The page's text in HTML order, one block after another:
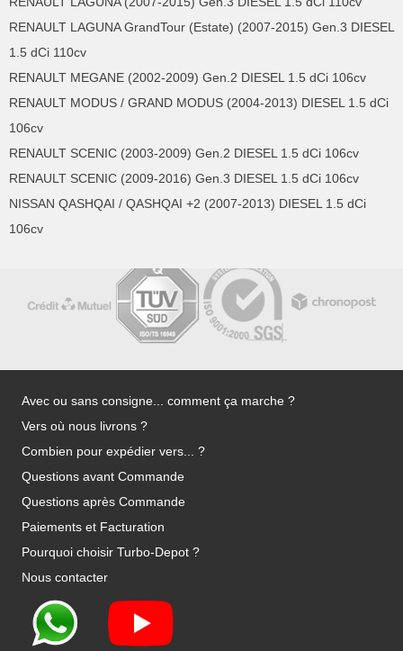
RENAULT LAGUNA GrandTour (Estate) (2007-2015) Gen.3 DIESEL
1.5 dCi 110cv
RENAULT MEGANE (2002-2009) Gen.2 DIESEL 1.5 dCi 106cv
RENAULT MODUS / GRAND MODUS (2004-2013) DIESEL 1.5 dCi
106cv
RENAULT SCENIC (2003-2009) Gen.2 DIESEL 1.5 dCi 106cv
RENAULT SCENIC (2009-2016) Gen.3 DIESEL 1.5 dCi 106cv
NISSAN QASHQAI / QASHQAI +2 (2007-2013) DIESEL 1.5 dCi
106cv
Avec ou sans consigne... comment ça marche ?
Vers où nous livrons ?
Combien pour expédier vers... ?
Questions avant Commande
Questions après Commande
Paiements et Facturation
Pourquoi choisir Turbo-Depot ?
Nous contacter